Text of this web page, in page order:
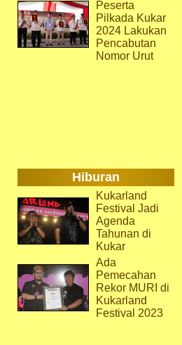
Peserta
Pilkada Kukar
2024 Lakukan
Pencabutan
Nomor Urut
Hiburan
Kukarland
Festival Jadi
Agenda
Tahunan di
Kukar
Ada
Pemecahan
Rekor MURI di
Kukarland
Festival 2023